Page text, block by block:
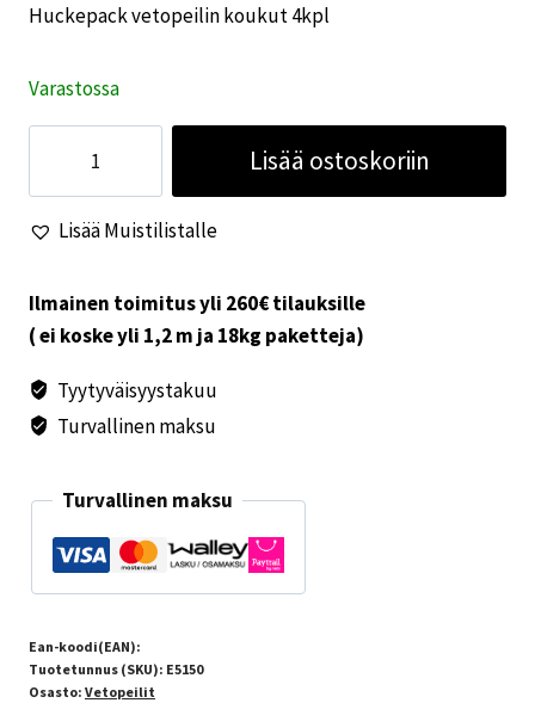
Huckepack vetopeilin koukut 4kpl
Varastossa
vetopeilin
koukut
4kpl
Lisää ostoskoriin
Lisää Muistilistalle
Ilmainen toimitus yli 260€ tilauksille
( ei koske yli 1,2 m ja 18kg paketteja)
Tyytyväisyystakuu
Turvallinen maksu
Turvallinen maksu
Ean-koodi(EAN):
Tuotetunnus (SKU): E5150
Osasto: Vetopeilit